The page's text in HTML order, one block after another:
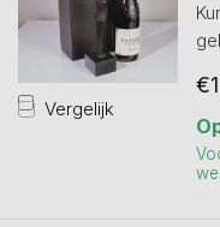
Vergelijk